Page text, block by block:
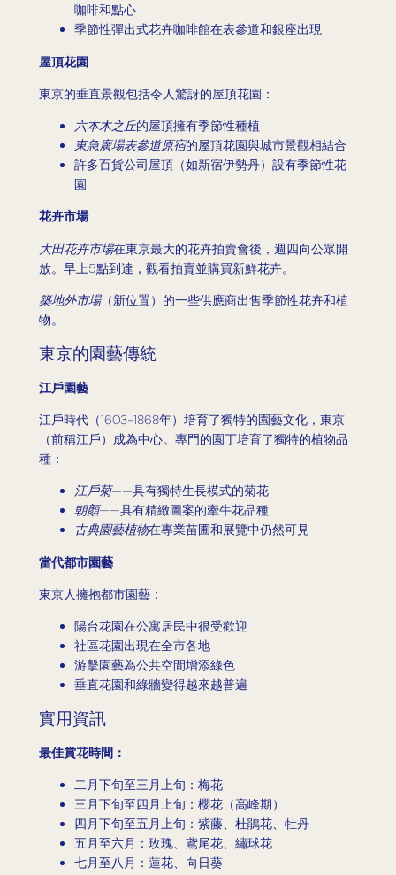
咖啡和點心
季節性彈出式花卉咖啡館在表參道和銀座出現
屋頂花園
東京的垂直景觀包括令人驚訝的屋頂花園：
六本木之丘的屋頂擁有季節性種植
東急廣場表參道原宿的屋頂花園與城市景觀相結合
許多百貨公司屋頂（如新宿伊勢丹）設有季節性花
園
花卉市場
大田花卉市場在東京最大的花卉拍賣會後，週四向公眾開
放。早上5點到達，觀看拍賣並購買新鮮花卉。
築地外市場（新位置）的一些供應商出售季節性花卉和植
物。
東京的園藝傳統
江戶園藝
江戶時代（1603-1868年）培育了獨特的園藝文化，東京
（前稱江戶）成為中心。專門的園丁培育了獨特的植物品
種：
江戶菊——具有獨特生長模式的菊花
朝顏——具有精緻圖案的牽牛花品種
古典園藝植物在專業苗圃和展覽中仍然可見
當代都市園藝
東京人擁抱都市園藝：
陽台花園在公寓居民中很受歡迎
社區花園出現在全市各地
游擊園藝為公共空間增添綠色
垂直花園和綠牆變得越來越普遍
實用資訊
最佳賞花時間：
二月下旬至三月上旬：梅花
三月下旬至四月上旬：櫻花（高峰期）
四月下旬至五月上旬：紫藤、杜鵑花、牡丹
五月至六月：玫瑰、鳶尾花、繡球花
七月至八月：蓮花、向日葵